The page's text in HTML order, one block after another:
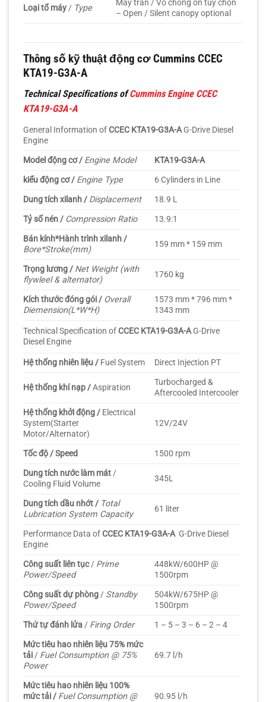
Loại tổ máy/ Type
Máy trần / Vỏ chống ồn tùy chọn
– Open / Silent canopy optional
Thông số kỹ thuật động cơ Cummins CCEC
KTA19-G3A-A
Technical Specifications ofCummins Engine CCEC
KTA19-G3A-A
General Information ofCCEC KTA19-G3A-AG-Drive Diesel
Engine
Model động cơ / Engine Model
KTA19-G3A-A
kiểu động cơ / Engine Type
6 Cylinders in Line
Dung tích xilanh / Displacement
18.9 L
Tỷ số nén / Compression Ratio
13.9:1
Bán kính*Hành trình xilanh /
Bore*Stroke(mm)
159 mm * 159 mm
Trọng lương / Net Weight (with
flywleel & alternator)
1760 kg
Kích thước đóng gói / Overall
Diemension(L*W*H)
1573 mm * 796 mm *
1343 mm
Technical Specification ofCCEC KTA19-G3A-AG-Drive
Diesel Engine
Hệ thống nhiên liệu / Fuel System Direct Injection PT
Hệ thống khí nạp /Aspiration
Turbocharged &
Aftercooled Intercooler
Hệ thống khởi động / Electrical
System(Starter
Motor/Alternator)
12V/24V
Tốc độ / Speed
1500 rpm
Dung tích nước làm mát/
Cooling Fluid Volume
345L
Dung tích dầu nhớt / Total
Lubrication System Capacity
61 liter
Performance Data ofCCEC KTA19-G3A-A G-Drive Diesel
Engine
Công suất liên tục/ Prime
Power/Speed
448kW/600HP @
1500rpm
Công suất dự phòng/ Standby
Power/Speed
504kW/675HP @
1500rpm
Thứ tự đánh lửa/ Firing Order
1 – 5 – 3 – 6 – 2 – 4
Mức tiêu hao nhiên liệu 75% mức
tải/ Fuel Consumption @ 75%
Power
69.7 l/h
Mức tiêu hao nhiên liệu 100%
mức tải / Fuel Consumption @
90.95 l/h